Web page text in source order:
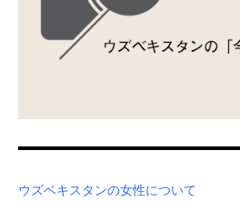
ウズベキスタンの女性について